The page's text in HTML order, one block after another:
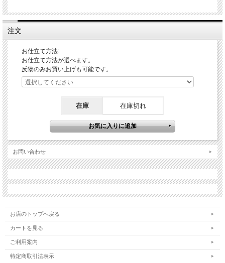
注文
お仕立て方法:
お仕立て方法が選べます。
反物のみお買い上げも可能です。
在庫 在庫切れ
お問い合わせ
お店のトップへ戻る
カートを見る
ご利用案内
特定商取引法表示